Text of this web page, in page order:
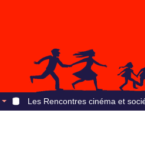
Les Rencontres cinéma et